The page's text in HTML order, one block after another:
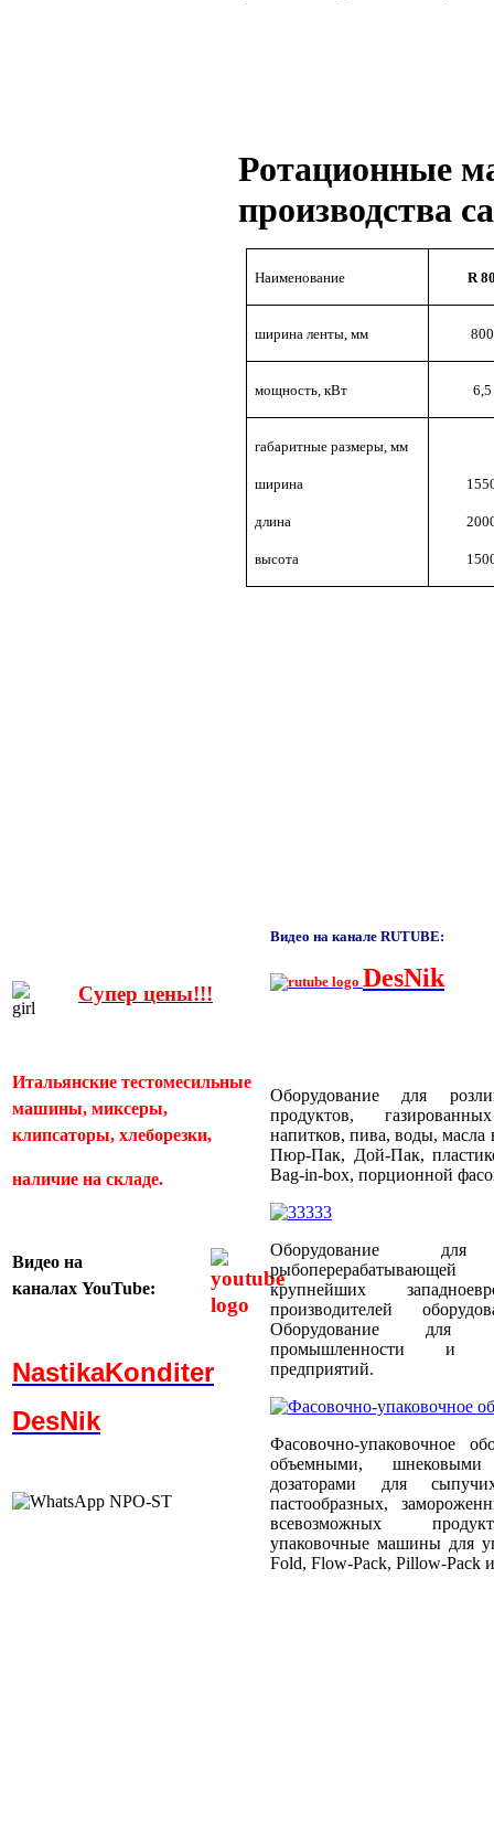
Ротационные
производства
Наименование R
ширина ленты, мм 800
мощность, кВт 6,5
габаритные размеры, мм
ширина
длина
высота
Супер цены!!!
Итальянские тестомесильные
машины, миксеры,
клипсаторы, хлеборезки,
наличие на складе.
Видео на
каналах YouTube:
NastikaKonditer
DesNik
Видео на канале RUTUBE:
DesNik
Оборудование для
продуктов,
напитков, пива, воды,
Пюр-Пак, Дой-Пак,
Bag-in-box, порционной
Оборудование
крупнейших
производителей
Оборудование для
промышленности и
предприятий.
Фасовочно-упаковочное
объемными,
дозаторами для
пастообразных,
всевозможных
упаковочные машины для
Fold, Flow-Pack, Pillow-Pack